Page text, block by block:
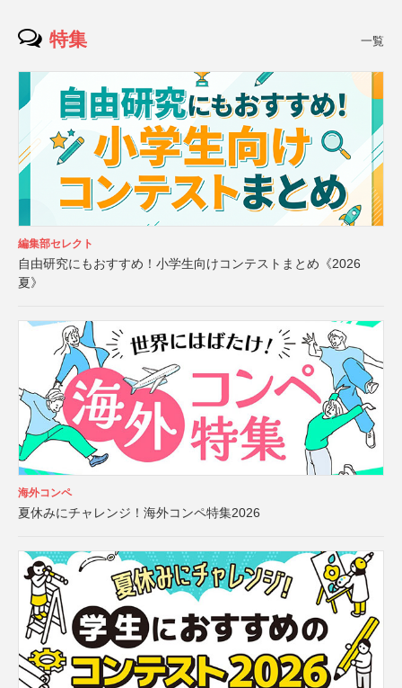
特集 一覧
編集部セレクト
自由研究にもおすすめ！小学生向けコンテストまとめ《2026
夏》
海外コンペ
夏休みにチャレンジ！海外コンペ特集2026